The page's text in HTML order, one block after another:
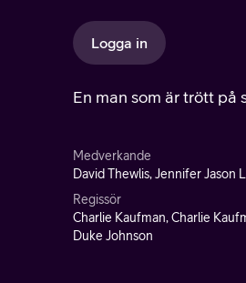
Logga in
En man som är trött på
Medverkande
David Thewlis, Jennifer Jason
Regissör
Charlie Kaufman, Charlie
Duke Johnson